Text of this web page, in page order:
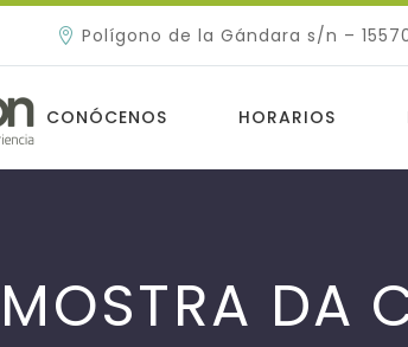
Polígono de la Gándara s/n –
CONÓCENOS HORARIOS
DA